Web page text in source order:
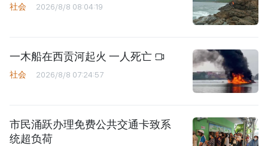
社会 2026/8/8 08:04:19
一木船在西贡河起火 一人死亡
社会 2026/8/8 07:24:57
市民涌跃办理免费公共交通卡致系
统超负荷